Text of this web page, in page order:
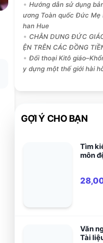
Hướng dẫn sử dụng
ương Toàn quốc Đức Mẹ
han Hue
CHÂN DUNG ĐỨC
ỆN TRÊN CÁC ĐỒNG
Đối thoại Kitô
y dựng một thế giới hài
GỢI Ý CHO BẠN
Tìm
môn
Công
Văn
Tài